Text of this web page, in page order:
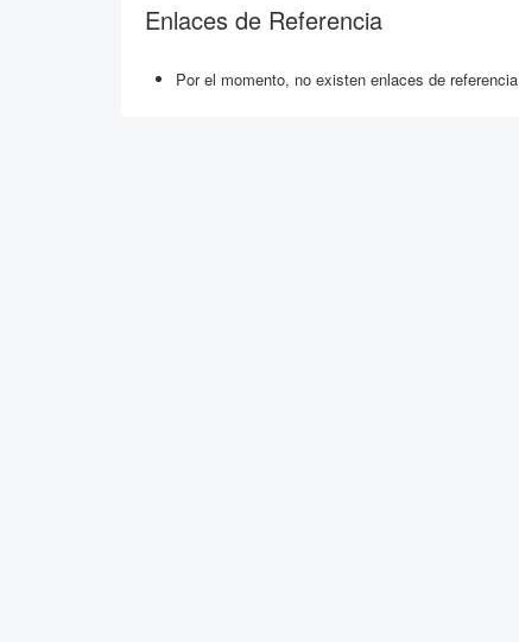
Enlaces de Referencia
Por el momento, no existen enlaces de referencia